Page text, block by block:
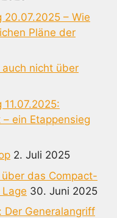
– Wie
Pläne der
nicht über
ein Etappensieg
2. Juli 2025
das Compact-
30. Juni 2025
Der Generalangriff